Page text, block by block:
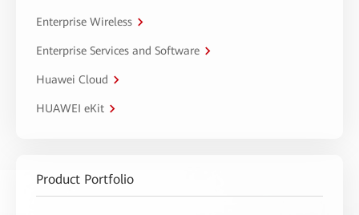
Enterprise Wireless
Enterprise Services and Software
Huawei Cloud
HUAWEI eKit
Product Portfolio